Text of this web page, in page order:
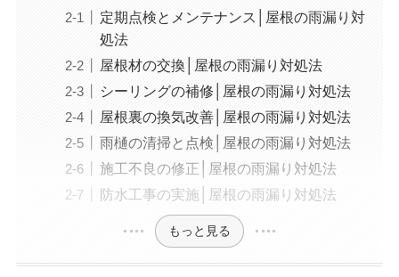
定期点検とメンテナンス│屋根の雨漏り対
処法
屋根材の交換│屋根の雨漏り対処法
シーリングの補修│屋根の雨漏り対処法
屋根裏の換気改善│屋根の雨漏り対処法
雨樋の清掃と点検│屋根の雨漏り対処法
施工不良の修正│屋根の雨漏り対処法
防水工事の実施│屋根の雨漏り対処法
もっと見る